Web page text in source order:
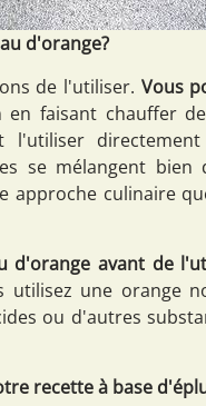
d'orange?
de l'utiliser. Vous
faisant chauffer
l'utiliser
se mélangent bien
approche culinaire
d'orange avant de
utilisez une orange
ou d'autres
recette à base